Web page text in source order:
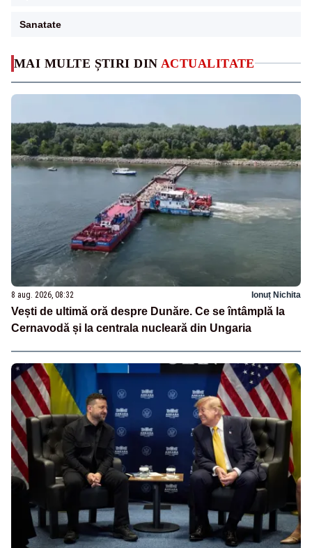
MAI MULTE ȘTIRI DIN ACTUALITATE
8 aug. 2026, 08:32 Ionuț Nichita
Vești de ultimă oră despre Dunăre. Ce se întâmplă la
Cernavodă și la centrala nucleară din Ungaria
Sanatate